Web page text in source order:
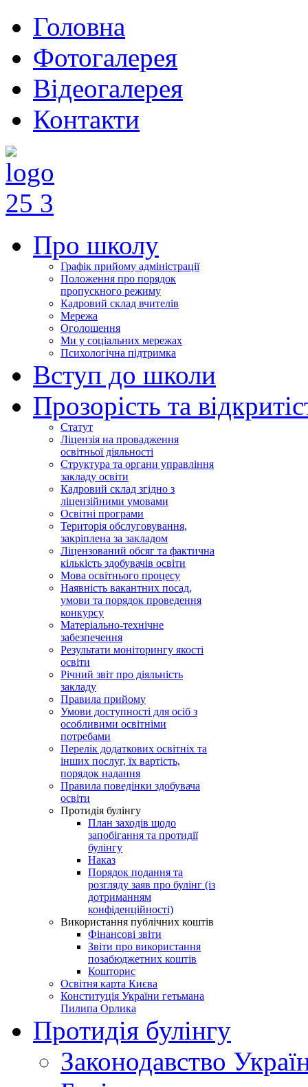
Головна
Фотогалерея
Відеогалерея
Контакти
Про школу
Графік прийому адміністрації
Положення про порядок
пропускного режиму
Кадровий склад вчителів
Мережа
Оголошення
Ми у соціальних мережах
Психологічна підтримка
Вступ до школи
Прозорість та
Статут
Ліцензія на провадження
освітньої діяльності
Структура та органи управління
закладу освіти
Кадровий склад згідно з
ліцензійними умовами
Освітні програми
Територія обслуговування,
закріплена за закладом
Ліцензований обсяг та фактична
кількість здобувачів освіти
Мова освітнього процесу
Наявність вакантних посад,
умови та порядок проведення
конкурсу
Матеріально-технічне
забезпечення
Результати моніторингу якості
освіти
Річний звіт про діяльність
закладу
Правила прийому
Умови доступності для осіб з
особливими освітніми
потребами
Перелік додаткових освітніх та
інших послуг, їх вартість,
порядок надання
Правила поведінки здобувача
освіти
Протидія булінгу
План заходів щодо
запобігання та протидії
булінгу
Наказ
Порядок подання та
розгляду заяв про булінг (із
дотриманням
конфіденційності)
Використання публічних коштів
Фінансові звіти
Звіти про використання
позабюджетних коштів
Кошторис
Освітня карта Києва
Конституція України гетьмана
Пилипа Орлика
Протидія булінгу
Законодавство